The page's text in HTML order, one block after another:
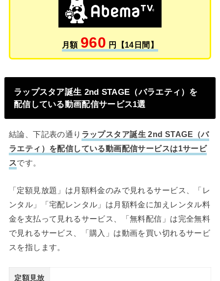
月額 960 円【14日間】
ラップスタア誕生 2nd STAGE（バラエティ）を
配信している動画配信サービス1選
結論、下記表の通り ラップスタア誕生 2nd STAGE（バ
ラエティ）を配信している動画配信サービスは1サービ
スです。
「定額見放題」は月額料金のみで見れるサービス、「レ
ンタル」「宅配レンタル」は月額料金に加えレンタル料
金を支払って見れるサービス、「無料配信」は完全無料
で見れるサービス、「購入」は動画を買い切れるサービ
スを指します。
定額見放